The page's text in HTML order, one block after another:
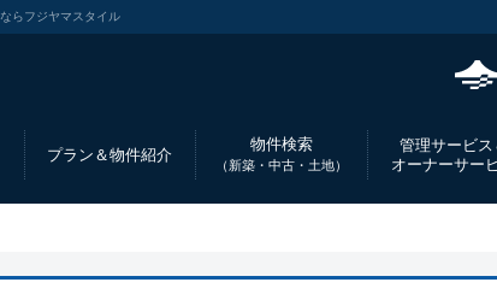
らフジヤマスタイル
プラン＆物件紹介
物件検索
（新築・中古・土地）
管理サービス
オーナーサー